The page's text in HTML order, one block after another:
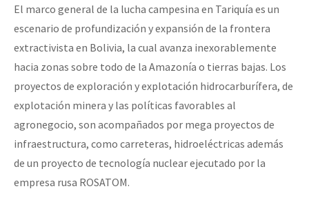
COVID-19
Eventos
Contacto
El marco general de la lucha campesina en Tariquía es un
escenario de profundización y expansión de la frontera
extractivista en Bolivia, la cual avanza inexorablemente
hacia zonas sobre todo de la Amazonía o tierras bajas. Los
proyectos de exploración y explotación hidrocarburífera, de
explotación minera y las políticas favorables al
agronegocio, son acompañados por mega proyectos de
infraestructura, como carreteras, hidroeléctricas además
de un proyecto de tecnología nuclear ejecutado por la
empresa rusa ROSATOM.